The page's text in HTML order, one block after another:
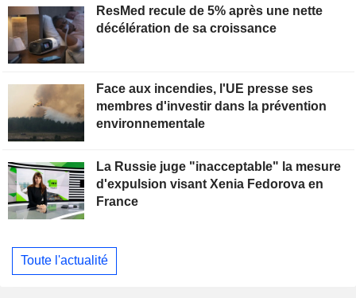
ResMed recule de 5% après une nette
décélération de sa croissance
Face aux incendies, l'UE presse ses
membres d'investir dans la prévention
environnementale
La Russie juge "inacceptable" la mesure
d'expulsion visant Xenia Fedorova en
France
Toute l'actualité